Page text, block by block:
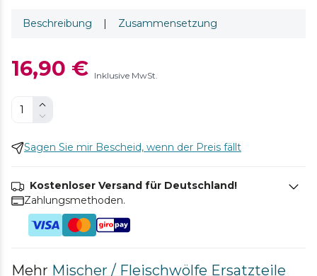
Beschreibung | Zusammensetzung
16,90 € Inklusive MwSt.
Sagen Sie mir Bescheid, wenn der Preis fällt
Kostenloser Versand für Deutschland!
Zahlungsmethoden.
Mehr Mischer / Fleischwölfe Ersatzteile